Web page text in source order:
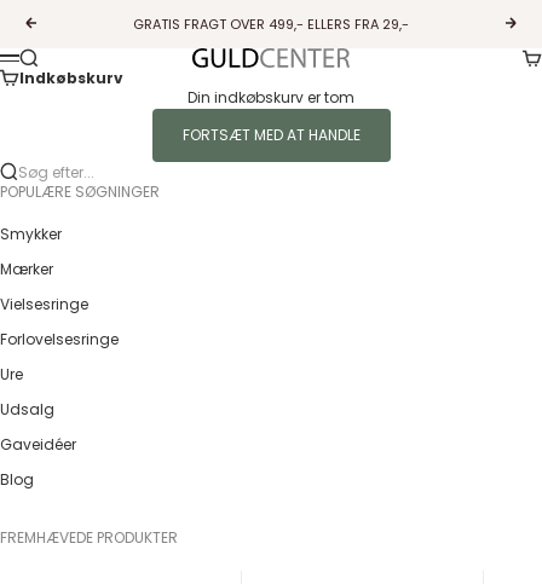
Forrige
GRATIS FRAGT OVER 499,- ELLERS FRA 29,-
Guldcenter
Menu
Søg
Indkøbskurv
Din indkøbskurv er tom
FORTSÆT MED AT HANDLE
Søg efter...
POPULÆRE SØGNINGER
Smykker
Mærker
Vielsesringe
Forlovelsesringe
Ure
Udsalg
Gaveidéer
Blog
FREMHÆVEDE PRODUKTER